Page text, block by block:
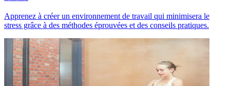
Apprenez à créer un environnement de travail qui minimisera le
stress grâce à des méthodes éprouvées et des conseils pratiques.